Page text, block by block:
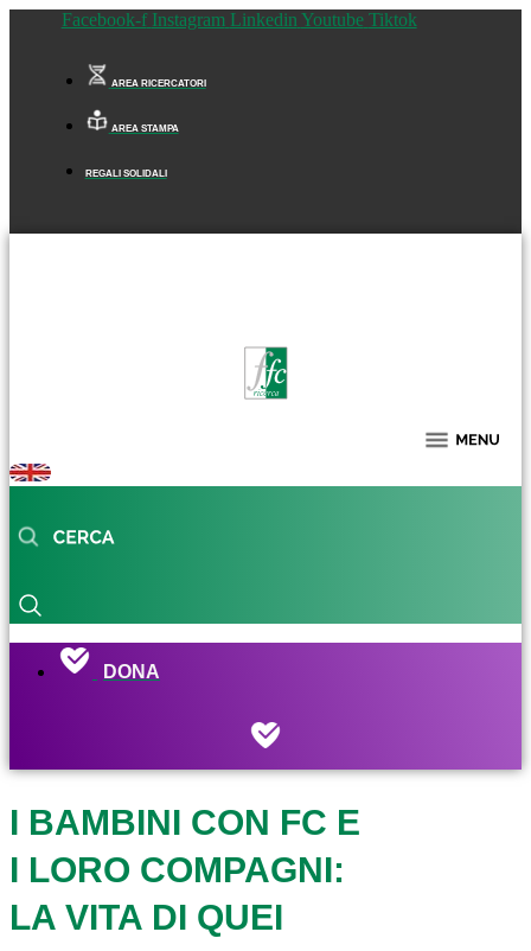
Facebook-f Instagram Linkedin Youtube Tiktok
AREA RICERCATORI
AREA STAMPA
REGALI SOLIDALI
DONA
I BAMBINI CON FC E
I LORO COMPAGNI:
LA VITA DI QUEI